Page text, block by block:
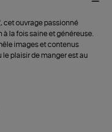
cet ouvrage passionné
la fois saine et généreuse.
images et contenus
plaisir de manger est au